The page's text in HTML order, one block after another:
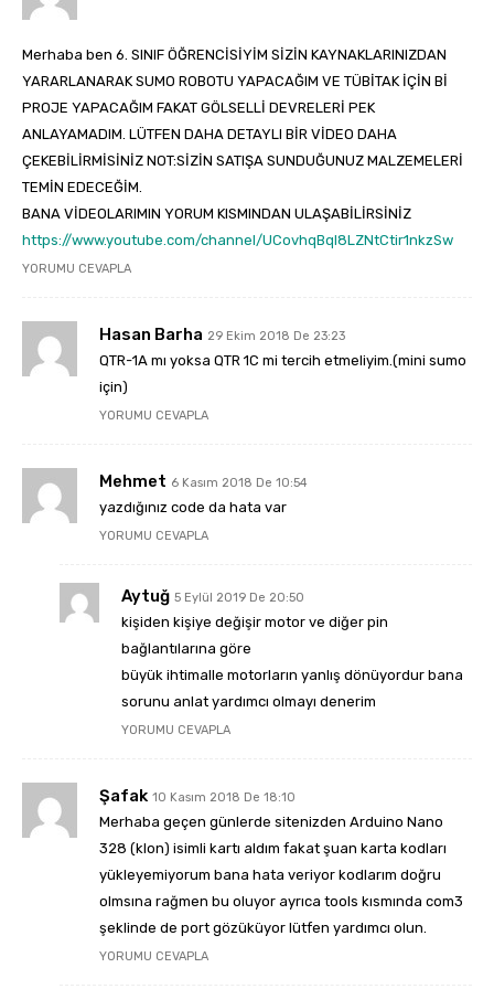
Merhaba ben 6. SINIF ÖĞRENCİSİYİM SİZİN KAYNAKLARINIZDAN
YARARLANARAK SUMO ROBOTU YAPACAĞIM VE TÜBİTAK İÇİN Bİ
PROJE YAPACAĞIM FAKAT GÖLSELLİ DEVRELERİ PEK
ANLAYAMADIM. LÜTFEN DAHA DETAYLI BİR VİDEO DAHA
ÇEKEBİLİRMİSİNİZ NOT:SİZİN SATIŞA SUNDUĞUNUZ MALZEMELERİ
TEMİN EDECEĞİM.
BANA VİDEOLARIMIN YORUM KISMINDAN ULAŞABİLİRSİNİZ
https://www.youtube.com/channel/UCovhqBql8LZNtCtir1nkzSw
YORUMU CEVAPLA
Hasan Barha 29 Ekim 2018 De 23:23
QTR-1A mı yoksa QTR 1C mi tercih etmeliyim.(mini sumo
için)
YORUMU CEVAPLA
Mehmet 6 Kasım 2018 De 10:54
yazdığınız code da hata var
YORUMU CEVAPLA
Aytuğ 5 Eylül 2019 De 20:50
kişiden kişiye değişir motor ve diğer pin
bağlantılarına göre
büyük ihtimalle motorların yanlış dönüyordur bana
sorunu anlat yardımcı olmayı denerim
YORUMU CEVAPLA
Şafak 10 Kasım 2018 De 18:10
Merhaba geçen günlerde sitenizden Arduino Nano
328 (klon) isimli kartı aldım fakat şuan karta kodları
yükleyemiyorum bana hata veriyor kodlarım doğru
olmsına rağmen bu oluyor ayrıca tools kısmında com3
şeklinde de port gözüküyor lütfen yardımcı olun.
YORUMU CEVAPLA